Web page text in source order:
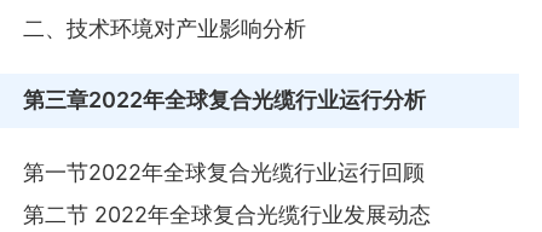
二、技术环境对产业影响分析
第三章2022年全球复合光缆行业运行分析
第一节2022年全球复合光缆行业运行回顾
第二节 2022年全球复合光缆行业发展动态